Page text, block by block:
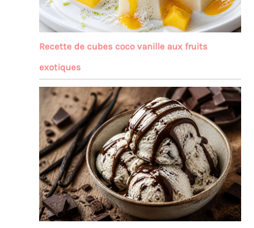
Recette de cubes coco vanille aux fruits
exotiques